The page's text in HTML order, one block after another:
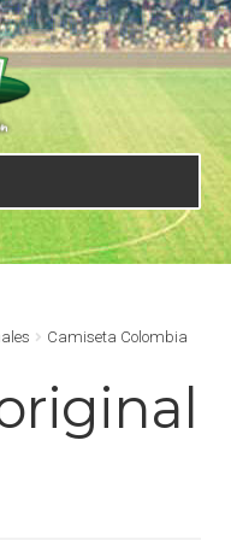
Camiseta Colombia